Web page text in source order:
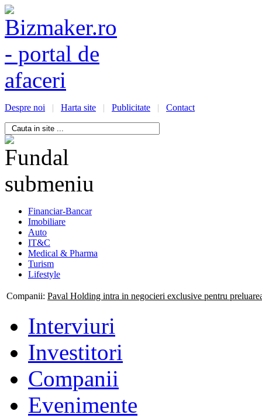
Despre noi | Harta site | Publicitate | Contact
Financiar-Bancar
Imobiliare
Auto
IT&C
Medical & Pharma
Turism
Lifestyle
Companii: Paval Holding intra in negocieri exclusive pentru
Interviuri
Investitori
Companii
Evenimente
oportunitati-